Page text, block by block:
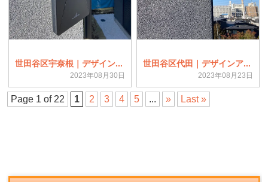
世田谷区宇奈根｜デザイン...
2023年08月30日
世田谷区代田｜デザインア...
2023年08月23日
Page 1 of 22 1 2 3 4 5 ... » Last »